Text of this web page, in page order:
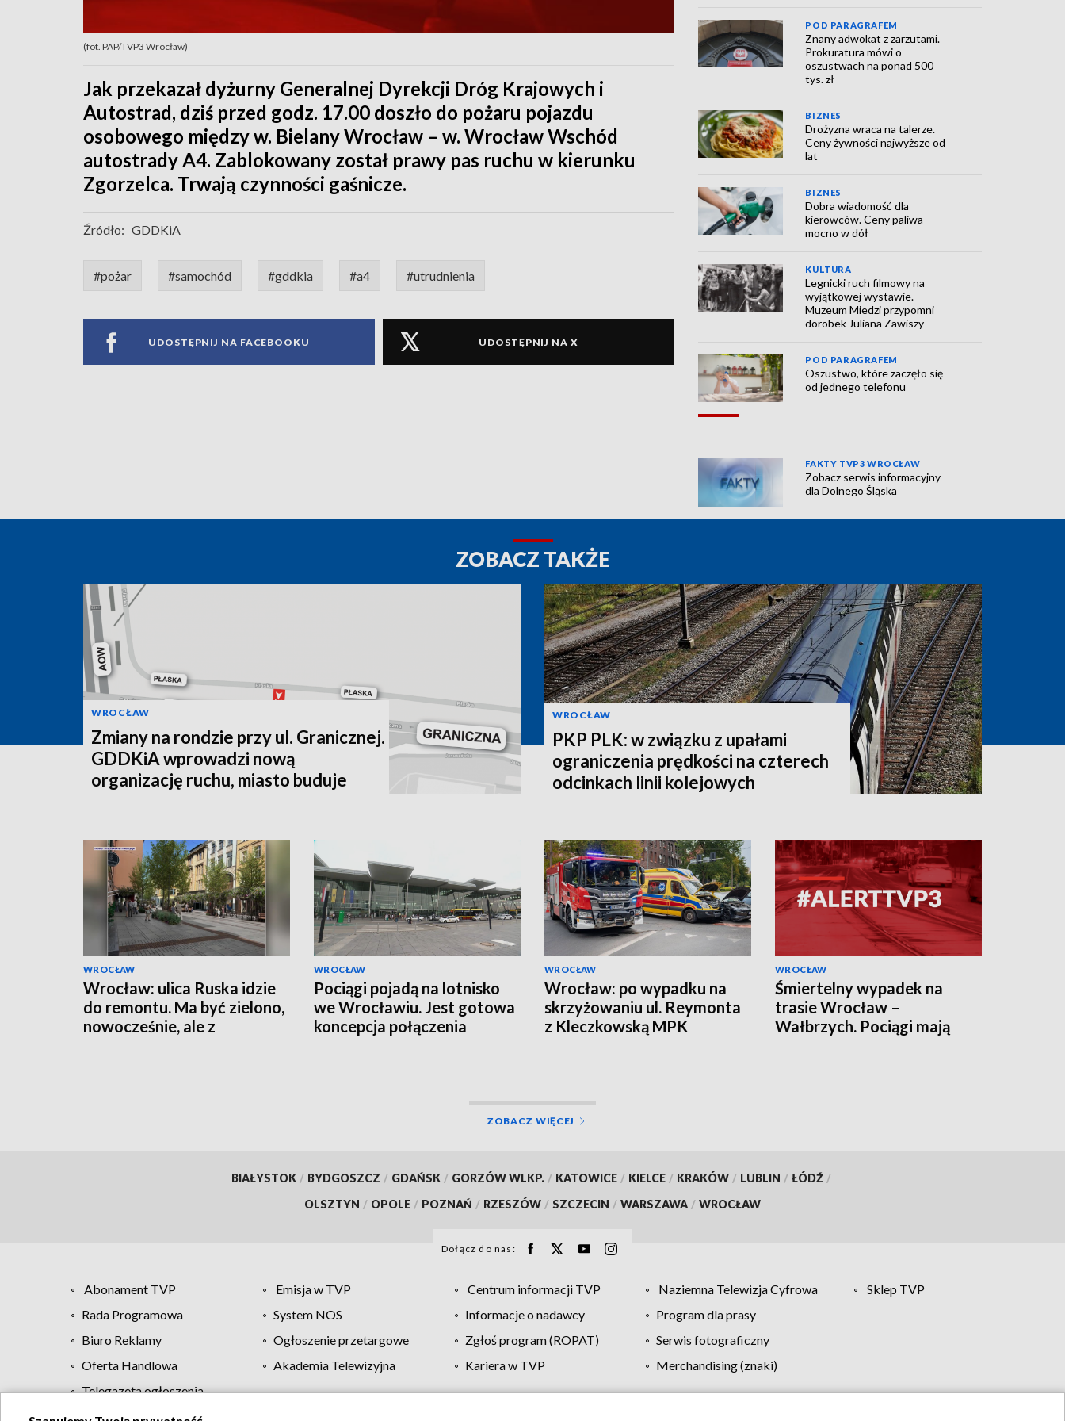
(fot. PAP/TVP3 Wrocław)
Jak przekazał dyżurny Generalnej Dyrekcji Dróg Krajowych i
Autostrad, dziś przed godz. 17.00 doszło do pożaru pojazdu
osobowego między w. Bielany Wrocław – w. Wrocław Wschód
autostrady A4. Zablokowany został prawy pas ruchu w kierunku
Zgorzelca. Trwają czynności gaśnicze.
Źródło: GDDKiA
#pożar #samochód #gddkia #a4 #utrudnienia
UDOSTĘPNIJ NA FACEBOOKU UDOSTĘPNIJ NA X
POD PARAGRAFEM
Znany adwokat z zarzutami.
Prokuratura mówi o
oszustwach na ponad 500
tys. zł
BIZNES
Drożyzna wraca na talerze.
Ceny żywności najwyższe od
lat
BIZNES
Dobra wiadomość dla
kierowców. Ceny paliwa
mocno w dół
KULTURA
Legnicki ruch filmowy na
wyjątkowej wystawie.
Muzeum Miedzi przypomni
dorobek Juliana Zawiszy
POD PARAGRAFEM
Oszustwo, które zaczęło się
od jednego telefonu
FAKTY TVP3 WROCŁAW
Zobacz serwis informacyjny
dla Dolnego Śląska
ZOBACZ TAKŻE
WROCŁAW
Zmiany na rondzie przy ul. Granicznej.
GDDKiA wprowadzi nową
organizację ruchu, miasto buduje
WROCŁAW
PKP PLK: w związku z upałami
ograniczenia prędkości na czterech
odcinkach linii kolejowych
WROCŁAW
Wrocław: ulica Ruska idzie
do remontu. Ma być zielono,
nowocześnie, ale z
WROCŁAW
Pociągi pojadą na lotnisko
we Wrocławiu. Jest gotowa
koncepcja połączenia
WROCŁAW
Wrocław: po wypadku na
skrzyżowaniu ul. Reymonta
z Kleczkowską MPK
WROCŁAW
Śmiertelny wypadek na
trasie Wrocław –
Wałbrzych. Pociągi mają
ZOBACZ WIĘCEJ
BIAŁYSTOK / BYDGOSZCZ / GDAŃSK / GORZÓW WLKP. / KATOWICE / KIELCE / KRAKÓW / LUBLIN / ŁÓDŹ /
OLSZTYN / OPOLE / POZNAŃ / RZESZÓW / SZCZECIN / WARSZAWA / WROCŁAW
Dołącz do nas:
Abonament TVP Emisja w TVP Centrum informacji TVP Naziemna Telewizja Cyfrowa
Sklep TVP
Rada Programowa
System NOS Informacje o nadawcy
Program dla prasy
Biuro Reklamy
Ogłoszenie przetargowe Zgłoś program (ROPAT)
Serwis fotograficzny
Oferta Handlowa
Akademia Telewizyjna Kariera w TVP
Merchandising (znaki)
Telegazeta ogłoszenia